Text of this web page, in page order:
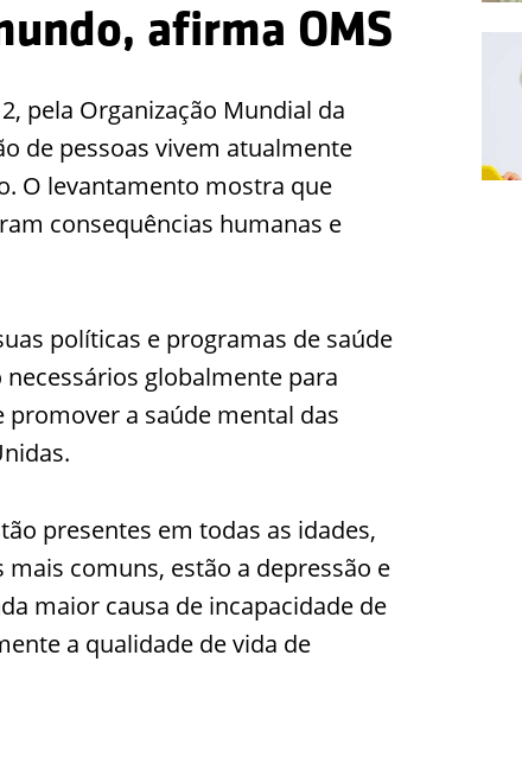
afirma OMS
pela Organização Mundial da
de pessoas vivem atualmente
O levantamento mostra que
consequências humanas e
políticas e programas de saúde
globalmente para
a saúde mental das
presentes em todas as idades,
comuns, estão a depressão e
maior causa de incapacidade de
a qualidade de vida de